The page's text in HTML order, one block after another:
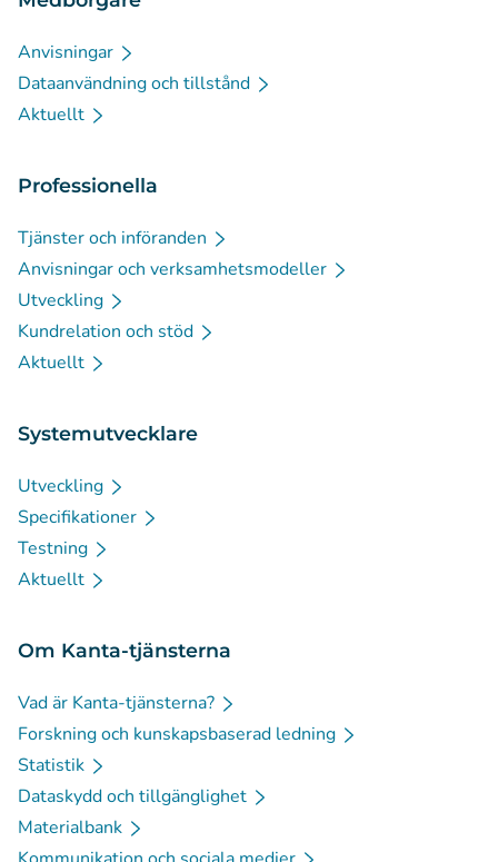
Anvisningar
Dataanvändning och tillstånd
Aktuellt
Professionella
Tjänster och införanden
Anvisningar och verksamhetsmodeller
Utveckling
Kundrelation och stöd
Aktuellt
Systemutvecklare
Utveckling
Specifikationer
Testning
Aktuellt
Om Kanta-tjänsterna
Vad är Kanta-tjänsterna?
Forskning och kunskapsbaserad ledning
Statistik
Dataskydd och tillgänglighet
Materialbank